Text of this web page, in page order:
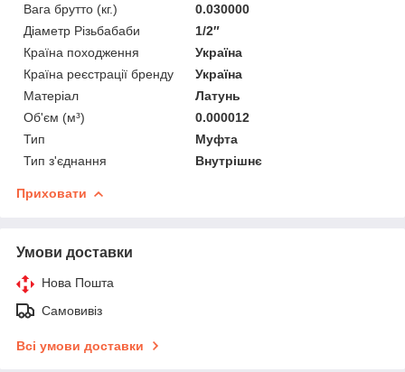
Вага брутто (кг.)
0.030000
Діаметр Різьбабаби
1/2″
Країна походження
Україна
Країна реєстрації бренду
Україна
Матеріал
Латунь
Об'єм (м³)
0.000012
Тип
Муфта
Тип з'єднання
Внутрішнє
Приховати
Умови доставки
Нова Пошта
Самовивіз
Всі умови доставки